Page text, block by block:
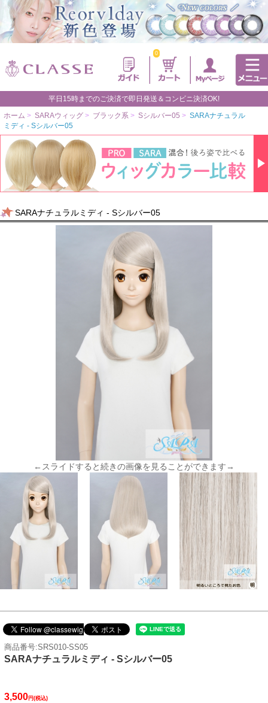
0
平日15時までのご決済で即日発送＆コンビニ決済OK!
ホーム > SARAウィッグ > ブラック系 > Sシルバー05 > SARAナチュラル
ミディ - Sシルバー05
SARAナチュラルミディ - Sシルバー05
←スライドすると続きの画像を見ることができます→
商品番号:SRS010-SS05
SARAナチュラルミディ - Sシルバー05
3,500円(税込)